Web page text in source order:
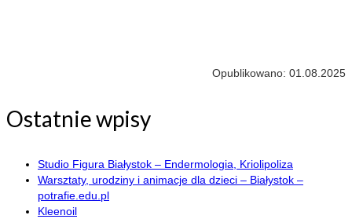
Opublikowano: 01.08.2025
Ostatnie wpisy
Studio Figura Białystok – Endermologia, Kriolipoliza
Warsztaty, urodziny i animacje dla dzieci – Białystok –
potrafie.edu.pl
Kleenoil